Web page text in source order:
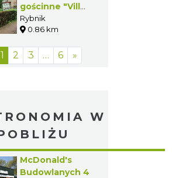
gościnne "Villa
Silesia"
Rybnik
0.86 km
1 2 3 … 6 »
W
McDonald's
Budowlanych 4